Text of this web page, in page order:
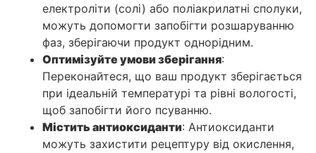
електроліти (солі) або поліакрилатні сполуки,
можуть допомогти запобігти розшаруванню
фаз, зберігаючи продукт однорідним.
Оптимізуйте умови зберігання:
Переконайтеся, що ваш продукт зберігається
при ідеальній температурі та рівні вологості,
щоб запобігти його псуванню.
Містить антиоксиданти: Антиоксиданти
можуть захистити рецептуру від окислення,